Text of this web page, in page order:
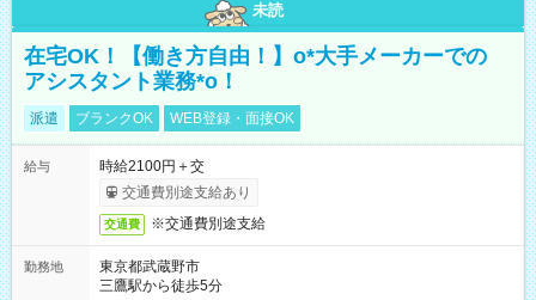
未読
在宅OK！【働き方自由！】o*大手メーカーでの
アシスタント業務*o！
派遣 ブランクOK WEB登録・面接OK
給与
時給2100円＋交
交通費別途支給あり
交通費 ※交通費別途支給
勤務地
東京都武蔵野市
三鷹駅から徒歩5分